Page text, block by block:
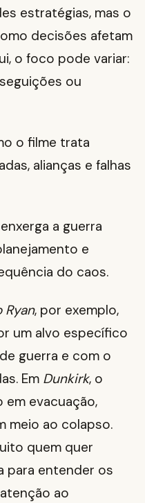
estratégias, mas o
decisões afetam
o foco pode variar:
ou
o filme trata
alianças e falhas
a guerra
e
do caos.
Ryan, por exemplo,
um alvo específico
guerra e com o
Em Dunkirk, o
evacuação,
meio ao colapso.
quem quer
para entender os
ao